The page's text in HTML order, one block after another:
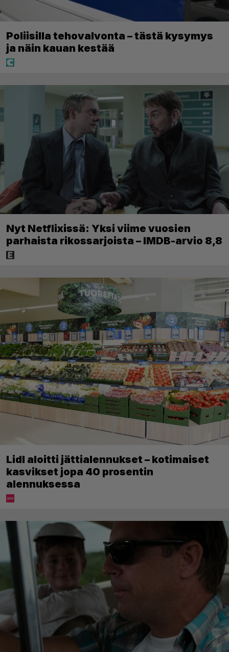
Poliisilla tehovalvonta – tästä kysymys
ja näin kauan kestää
Nyt Netflixissä: Yksi viime vuosien
parhaista rikossarjoista – IMDB-arvio 8,8
Lidl aloitti jättialennukset – kotimaiset
kasvikset jopa 40 prosentin
alennuksessa